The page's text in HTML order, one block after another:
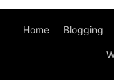
Home Blogging